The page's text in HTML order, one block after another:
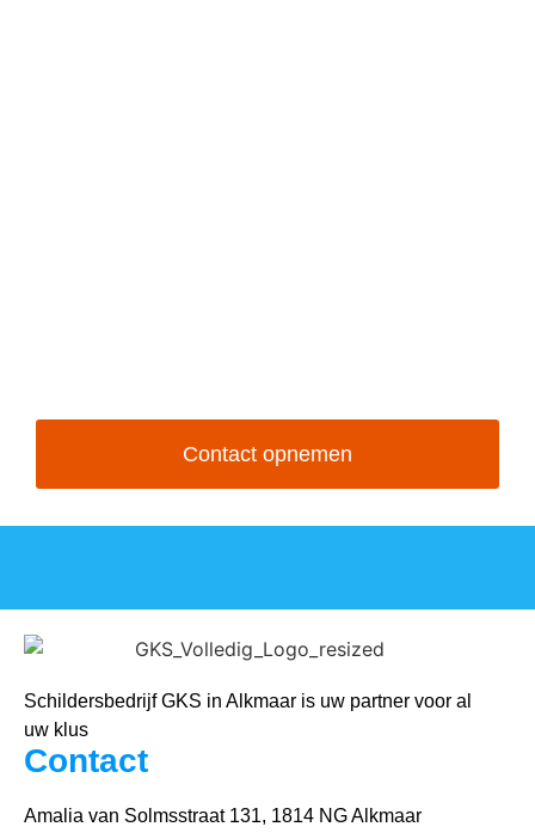
Contact opnemen
Schildersbedrijf GKS in Alkmaar is uw partner voor al
uw klus
Contact
Amalia van Solmsstraat 131, 1814 NG Alkmaar